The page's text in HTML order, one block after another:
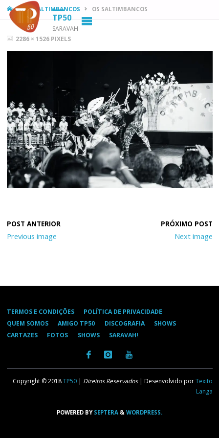
TP50
SARAVAH
HOMEOS SALTIMBANCOS OS SALTIMBANCOS
FULL2286 × 1526 PIXELS
Previous image Next image
TERMOS E CONDIÇÕES
POLÍTICA DE PRIVACIDADE
QUEM SOMOS
AMIGO TP50 DISCOGRAFIA
SHOWS
CARTAZES
FOTOS SHOWS SARAVAH!
Copyright © 2018TP50 | Direitos Reservados| Desenvolvido porTexito
Langa
POWERED BYSEPTERA & WORDPRESS.